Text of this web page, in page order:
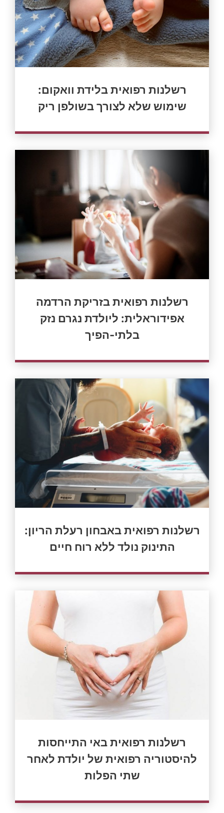
רשלנות רפואית בלידת וואקום:
שימוש שלא לצורך בשולפן ריק
רשלנות רפואית בזריקת הרדמה
אפידוראלית: ליולדת נגרם נזק
בלתי-הפיך
רשלנות רפואית באבחון רעלת הריון:
התינוק נולד ללא רוח חיים
רשלנות רפואית באי התייחסות
להיסטוריה רפואית של יולדת לאחר
שתי הפלות